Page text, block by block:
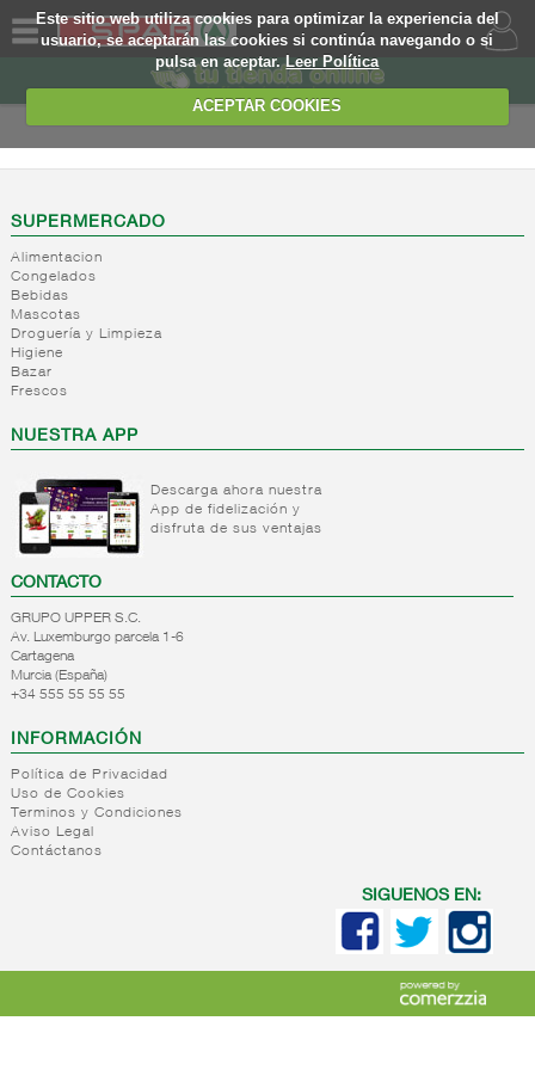
Este sitio web utiliza cookies para optimizar la experiencia del
usuario, se aceptarán las cookies si continúa navegando o si
pulsa en aceptar.Leer Política
ACEPTAR COOKIES
SOMOS
WEB
EJEMPLO
SUPERMERCADO
Alimentacion
Congelados
Bebidas
Mascotas
Droguería y Limpieza
Higiene
Bazar
Frescos
NUESTRA APP
Descarga ahora nuestra
App de fidelización y
disfruta de sus ventajas
CONTACTO
GRUPO UPPER S.C.
Av. Luxemburgo parcela 1-6
Cartagena
Murcia (España)
+34 555 55 55 55
INFORMACIÓN
Política de Privacidad
Uso de Cookies
Terminos y Condiciones
Aviso Legal
Contáctanos
SIGUENOS EN: